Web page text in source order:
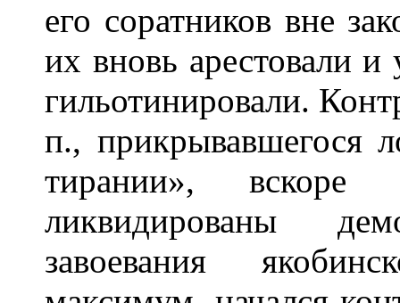
его соратников вне
их вновь арестовали
гильотинировали.
п., прикрывавшегося
тирании», вскоре
ликвидированы
завоевания